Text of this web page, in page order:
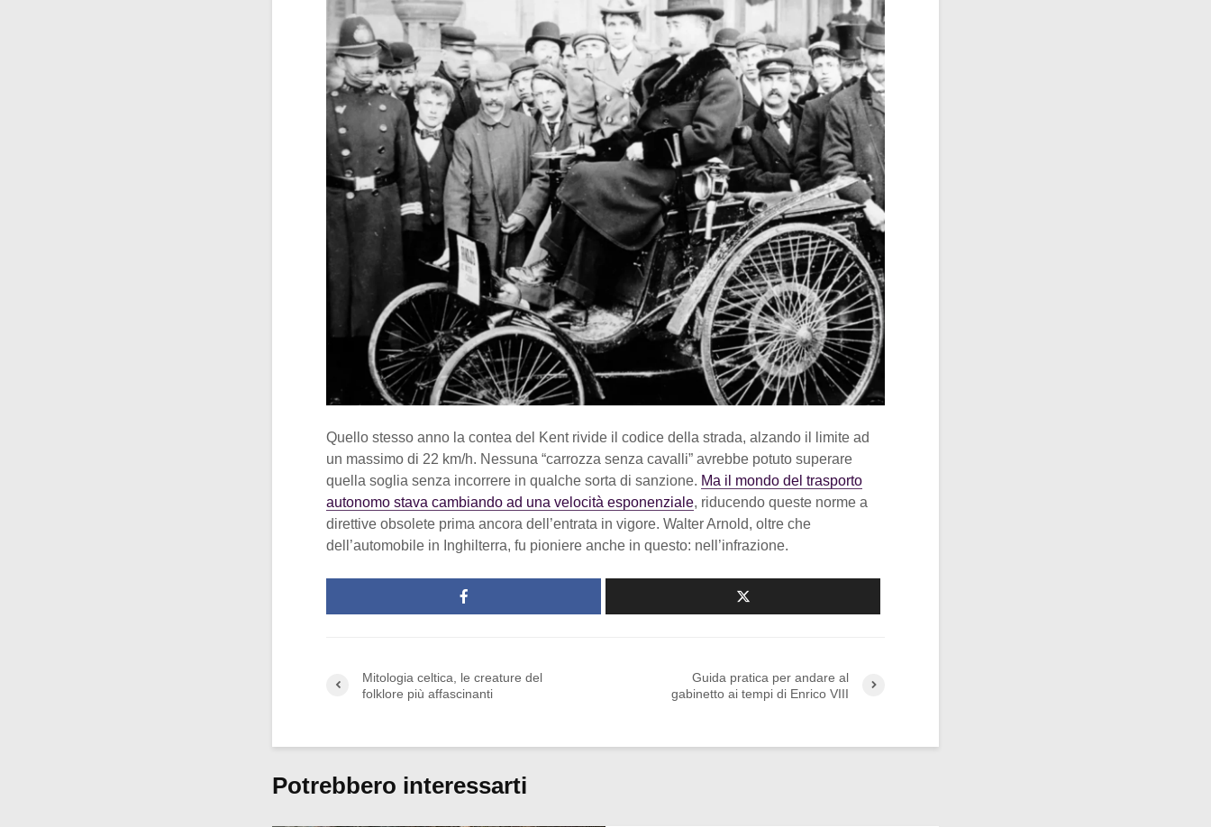
Quello stesso anno la contea del Kent rivide il codice della strada, alzando il limite ad
un massimo di 22 km/h. Nessuna “carrozza senza cavalli” avrebbe potuto superare
quella soglia senza incorrere in qualche sorta di sanzione. Ma il mondo del trasporto
autonomo stava cambiando ad una velocità esponenziale, riducendo queste norme a
direttive obsolete prima ancora dell’entrata in vigore. Walter Arnold, oltre che
dell’automobile in Inghilterra, fu pioniere anche in questo: nell’infrazione.
Mitologia celtica, le creature del
folklore più affascinanti
Guida pratica per andare al
gabinetto ai tempi di Enrico VIII
Potrebbero interessarti